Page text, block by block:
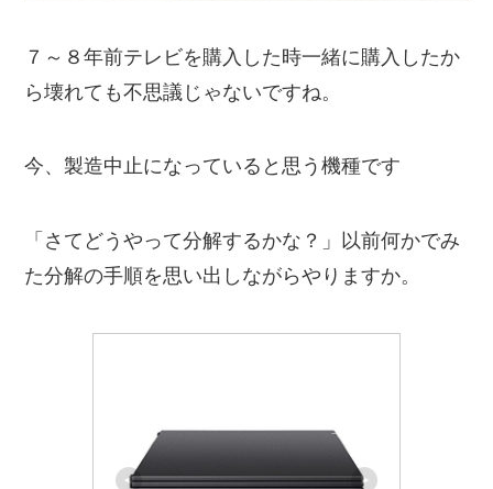
７～８年前テレビを購入した時一緒に購入したか
ら壊れても不思議じゃないですね。
今、製造中止になっていると思う機種です
「さてどうやって分解するかな？」以前何かでみ
た分解の手順を思い出しながらやりますか。